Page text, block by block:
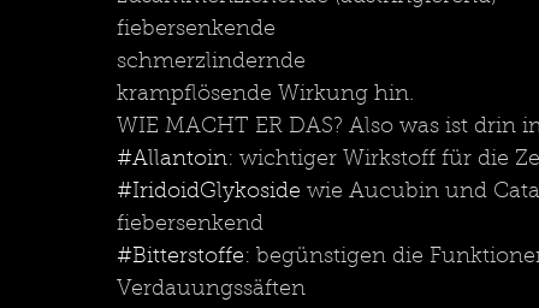
fiebersenkende
schmerzlindernde
krampflösende Wirkung hin.
WIE MACHT ER DAS? Also was ist drin
#Allantoin: wichtiger Wirkstoff für die
#IridoidGlykoside wie Aucubin und
fiebersenkend
#Bitterstoffe: begünstigen die
Verdauungssäften